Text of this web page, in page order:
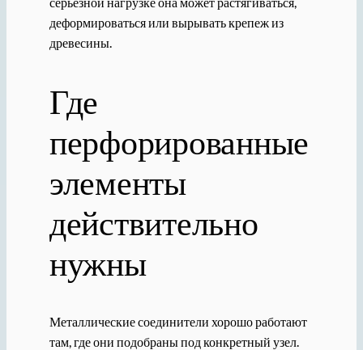
деформироваться или вырывать крепеж из
древесины.
Где
перфорированные
элементы
действительно
нужны
Металлические соединители хорошо работают
там, где они подобраны под конкретный узел.